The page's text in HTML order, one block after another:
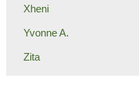
Xheni
Yvonne A.
Zita